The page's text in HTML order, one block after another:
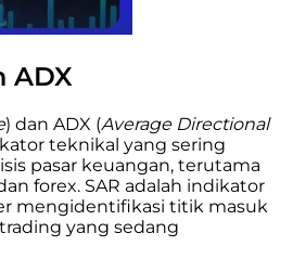
ADX
) dan ADX (Average Directional
teknikal yang sering
pasar keuangan, terutama
forex. SAR adalah indikator
mengidentifikasi titik masuk
yang sedang